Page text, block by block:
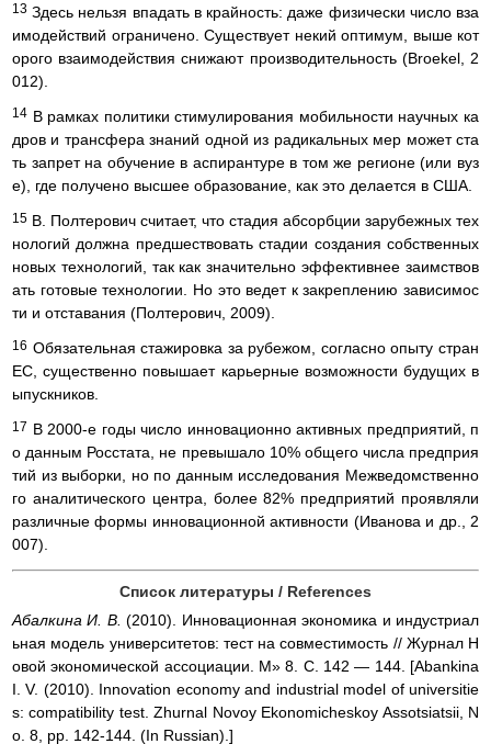
13 Здесь нельзя впадать в крайность: даже физически число вза
имодействий ограничено. Существует некий оптимум, выше кот
орого взаимодействия снижают производительность (Broekel, 2
012).
14 В рамках политики стимулирования мобильности научных ка
дров и трансфера знаний одной из радикальных мер может ста
ть запрет на обучение в аспирантуре в том же регионе (или вуз
е), где получено высшее образование, как это делается в США.
15 В. Полтерович считает, что стадия абсорбции зарубежных тех
нологий должна предшествовать стадии создания собственных
новых технологий, так как значительно эффективнее заимствов
ать готовые технологии. Но это ведет к закреплению зависимос
ти и отставания (Полтерович, 2009).
16 Обязательная стажировка за рубежом, согласно опыту стран
ЕС, существенно повышает карьерные возможности будущих в
ыпускников.
17 В 2000-е годы число инновационно активных предприятий, п
о данным Росстата, не превышало 10% общего числа предприя
тий из выборки, но по данным исследования Межведомственно
го аналитического центра, более 82% предприятий проявляли
различные формы инновационной активности (Иванова и др., 2
007).
Список литературы / References
Абалкина И. В. (2010). Инновационная экономика и индустриал
ьная модель университетов: тест на совместимость // Журнал Н
овой экономической ассоциации. М» 8. С. 142 — 144. [Abankina
I. V. (2010). Innovation economy and industrial model of universitie
s: compatibility test. Zhurnal Novoy Ekonomicheskoy Assotsiatsii, N
o. 8, pp. 142-144. (In Russian).]